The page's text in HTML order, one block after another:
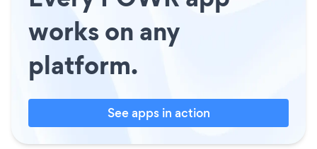
works on any
platform.
See apps in action